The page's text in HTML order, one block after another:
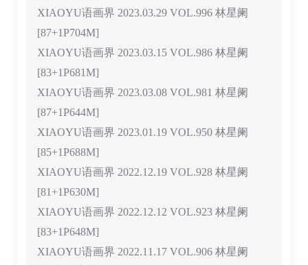
XIAOYU语画界 2023.03.29 VOL.996 林星阑
[87+1P704M]
XIAOYU语画界 2023.03.15 VOL.986 林星阑
[83+1P681M]
XIAOYU语画界 2023.03.08 VOL.981 林星阑
[87+1P644M]
XIAOYU语画界 2023.01.19 VOL.950 林星阑
[85+1P688M]
XIAOYU语画界 2022.12.19 VOL.928 林星阑
[81+1P630M]
XIAOYU语画界 2022.12.12 VOL.923 林星阑
[83+1P648M]
XIAOYU语画界 2022.11.17 VOL.906 林星阑